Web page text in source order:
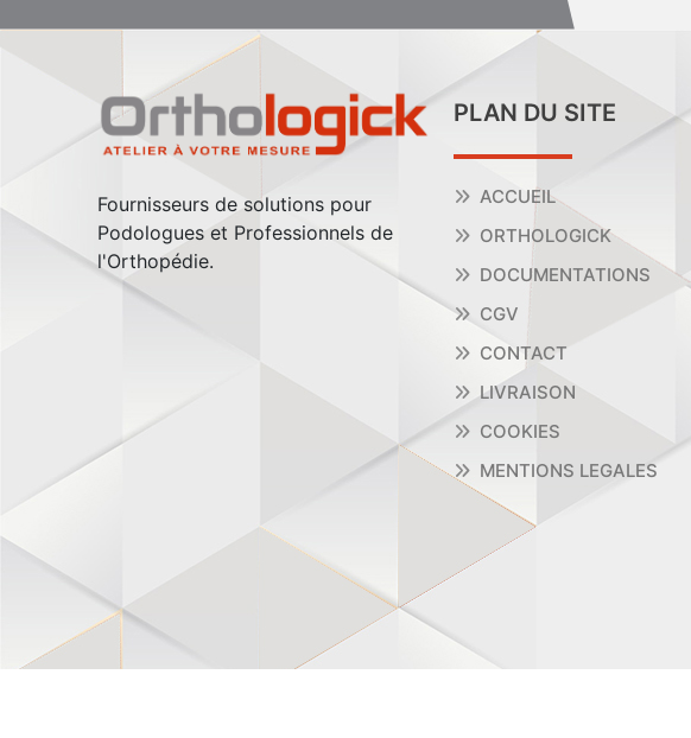
Fournisseurs de solutions pour
Podologues et Professionnels de
l'Orthopédie.
PLAN DU SITE
ACCUEIL
ORTHOLOGICK
DOCUMENTATIONS
CGV
CONTACT
LIVRAISON
COOKIES
MENTIONS LEGALES